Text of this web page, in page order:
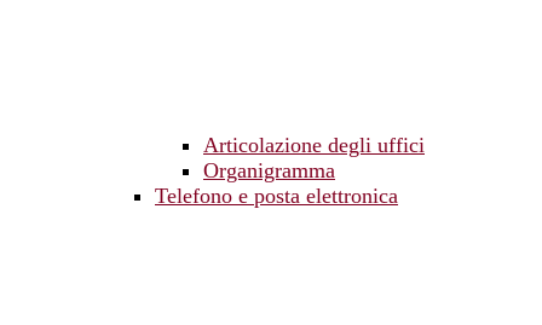
Articolazione degli uffici
Organigramma
Telefono e posta elettronica